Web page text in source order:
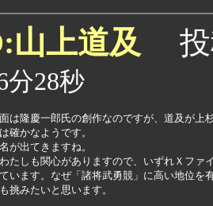
山上道及 投
分28秒
は隆慶一郎氏の創作なのですが、道及が上
確かなようです。
が出てきますね。
たしも関心がありますので、いずれＸファ
います。なぜ「諸将武勇競」に高い地位を